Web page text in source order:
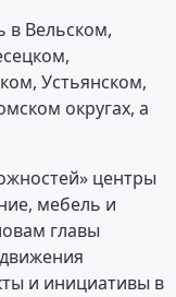
в Вельском,
Устьянском,
округах, а
центры
мебель и
главы
и инициативы в